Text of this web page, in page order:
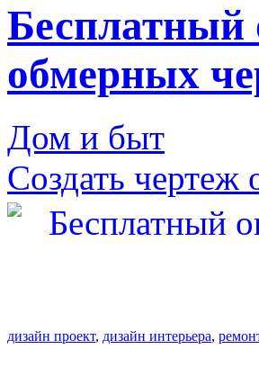
Бесплатный
обмерных
Дом и быт
Создать чертеж
дизайн проект, дизайн интерьера,